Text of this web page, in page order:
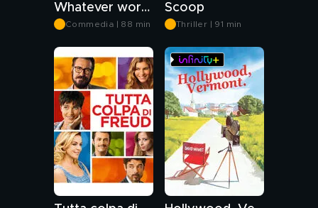
Whatever works - Basta che funzioni
Commedia | 88 min
Scoop
Thriller | 91 min